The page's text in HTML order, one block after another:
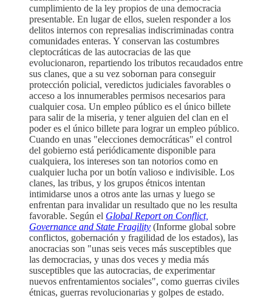
cumplimiento de la ley propios de una democracia
presentable. En lugar de ellos, suelen responder a los
delitos internos con represalias indiscriminadas contra
comunidades enteras. Y conservan las costumbres
cleptocráticas de las autocracias de las que
evolucionaron, repartiendo los tributos recaudados entre
sus clanes, que a su vez sobornan para conseguir
protección policial, veredictos judiciales favorables o
acceso a los innumerables permisos necesarios para
cualquier cosa. Un empleo público es el único billete
para salir de la miseria, y tener alguien del clan en el
poder es el único billete para lograr un empleo público.
Cuando en unas "elecciones democráticas" el control
del gobierno está periódicamente disponible para
cualquiera, los intereses son tan notorios como en
cualquier lucha por un botín valioso e indivisible. Los
clanes, las tribus, y los grupos étnicos intentan
intimidarse unos a otros ante las urnas y luego se
enfrentan para invalidar un resultado que no les resulta
favorable. Según el Global Report on Conflict,
Governance and State Fragility (Informe global sobre
conflictos, gobernación y fragilidad de los estados), las
anocracias son "unas seis veces más susceptibles que
las democracias, y unas dos veces y media más
susceptibles que las autocracias, de experimentar
nuevos enfrentamientos sociales", como guerras civiles
étnicas, guerras revolucionarias y golpes de estado.